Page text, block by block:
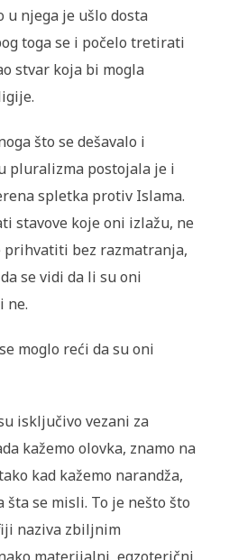
njega je ušlo dosta
toga se i počelo tretirati
stvar koja bi mogla
što se dešavalo i
pluralizma postojala je i
spletka protiv Islama.
stavove koje oni izlažu, ne
bez razmatranja,
se vidi da li su oni
ne.
moglo reći da su oni
isključivo vezani za
kažemo olovka, znamo na
kad kažemo narandža,
šta se misli. To je nešto što
naziva zbil­jnim